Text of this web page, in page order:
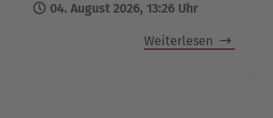
04. August 2026, 13:26 Uhr
Weiterlesen